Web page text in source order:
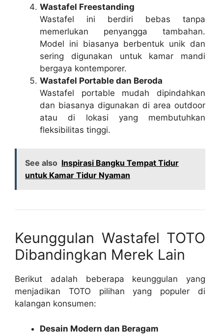
Wastafel Freestanding
Wastafel ini berdiri bebas tanpa
memerlukan penyangga tambahan.
Model ini biasanya berbentuk unik dan
sering digunakan untuk kamar mandi
bergaya kontemporer.
Wastafel Portable dan Beroda
Wastafel portable mudah dipindahkan
dan biasanya digunakan di area outdoor
atau di lokasi yang membutuhkan
fleksibilitas tinggi.
See also Inspirasi Bangku Tempat Tidur
untuk Kamar Tidur Nyaman
Keunggulan Wastafel TOTO
Dibandingkan Merek Lain
Berikut adalah beberapa keunggulan yang
menjadikan TOTO pilihan yang populer di
kalangan konsumen:
Desain Modern dan Beragam